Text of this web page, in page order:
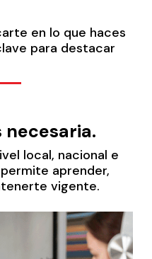
en lo que haces
para destacar
necesaria.
local, nacional e
aprender,
vigente.